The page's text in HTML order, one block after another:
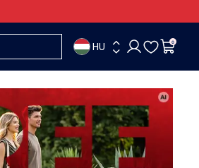
HU 0